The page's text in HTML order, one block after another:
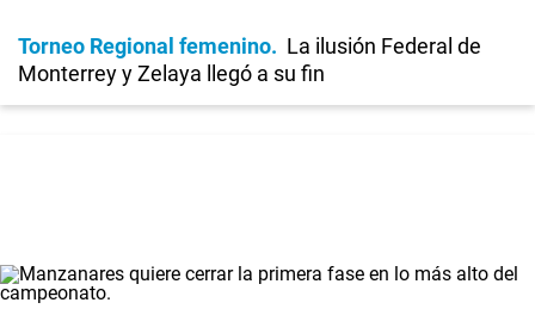
Torneo Regional femenino
La ilusión Federal de
Monterrey y Zelaya llegó a su fin